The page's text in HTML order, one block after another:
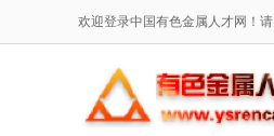
欢迎登录中国有色金属人才网！请